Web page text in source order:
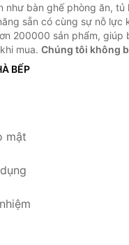
như bàn ghế phòng ăn, tủ
sẵn có cùng sự nỗ lực
200000 sản phẩm, giúp
mua. Chúng tôi không
BẾP
mật